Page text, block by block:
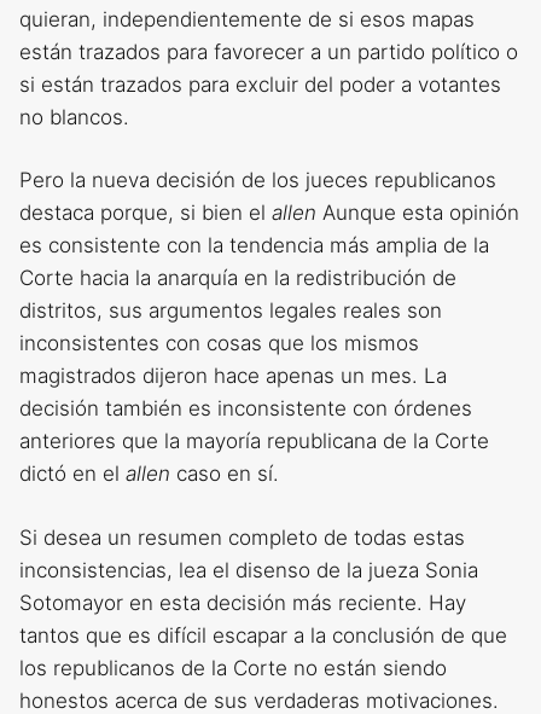
quieran, independientemente de si esos mapas
están trazados para favorecer a un partido político o
si están trazados para excluir del poder a votantes
no blancos.
Pero la nueva decisión de los jueces republicanos
destaca porque, si bien el allen Aunque esta opinión
es consistente con la tendencia más amplia de la
Corte hacia la anarquía en la redistribución de
distritos, sus argumentos legales reales son
inconsistentes con cosas que los mismos
magistrados dijeron hace apenas un mes. La
decisión también es inconsistente con órdenes
anteriores que la mayoría republicana de la Corte
dictó en el allen caso en sí.
Si desea un resumen completo de todas estas
inconsistencias, lea el disenso de la jueza Sonia
Sotomayor en esta decisión más reciente. Hay
tantos que es difícil escapar a la conclusión de que
los republicanos de la Corte no están siendo
honestos acerca de sus verdaderas motivaciones.